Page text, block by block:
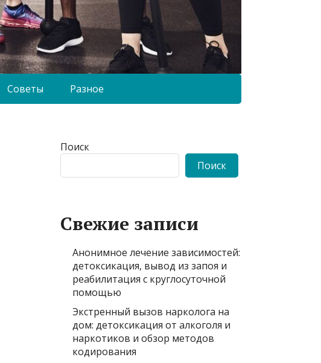
Советы Разное
Поиск
Поиск
Свежие записи
Анонимное лечение зависимостей:
детоксикация, вывод из запоя и
реабилитация с круглосуточной
помощью
Экстренный вызов нарколога на
дом: детоксикация от алкоголя и
наркотиков и обзор методов
кодирования